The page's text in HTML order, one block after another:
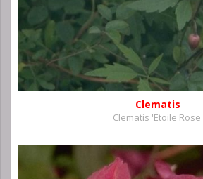
Clematis
Clematis 'Etoile Rose'